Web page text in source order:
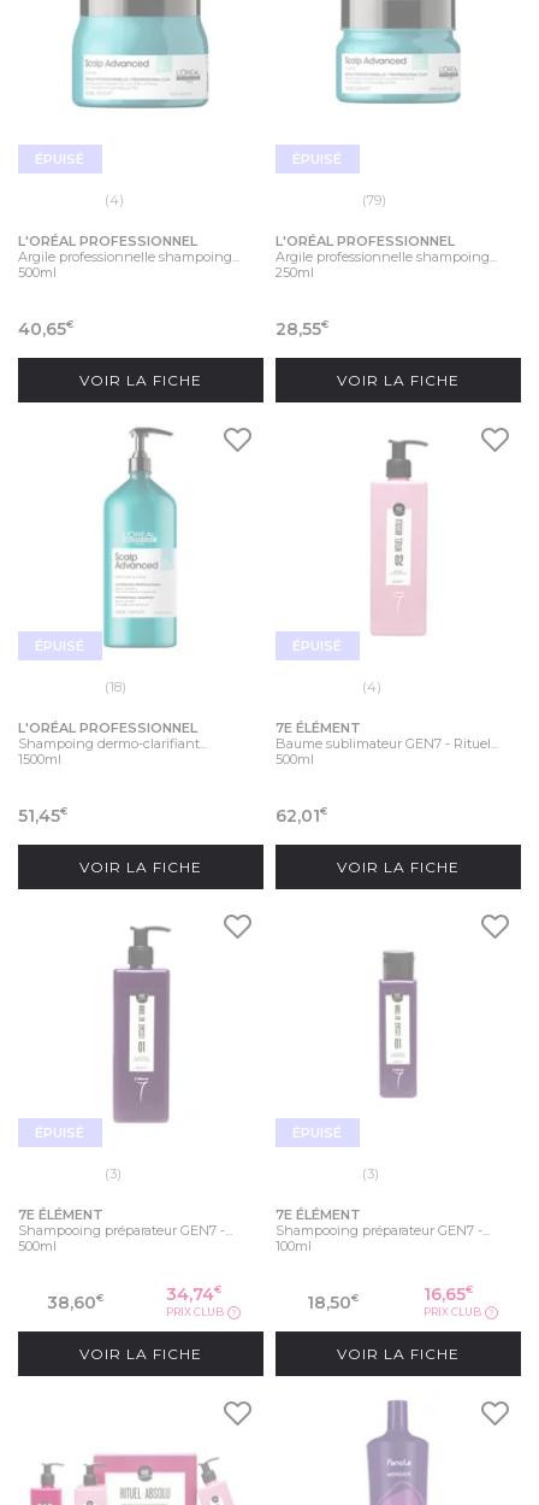
ÉPUISÉ
(4)
L'ORÉAL PROFESSIONNEL
Argile professionnelle shampoing...
500ml
40,65€
VOIR LA FICHE
ÉPUISÉ
(79)
L'ORÉAL PROFESSIONNEL
Argile professionnelle shampoing...
250ml
28,55€
VOIR LA FICHE
ÉPUISÉ
(18)
L'ORÉAL PROFESSIONNEL
Shampoing dermo-clarifiant...
1500ml
51,45€
VOIR LA FICHE
ÉPUISÉ
(4)
7E ÉLÉMENT
Baume sublimateur GEN7 - Rituel...
500ml
62,01€
VOIR LA FICHE
ÉPUISÉ
(3)
7E ÉLÉMENT
Shampooing préparateur GEN7 -...
500ml
38,60€ 34,74€
PRIX CLUB ?
VOIR LA FICHE
ÉPUISÉ
(3)
7E ÉLÉMENT
Shampooing préparateur GEN7 -...
100ml
18,50€ 16,65€
PRIX CLUB ?
VOIR LA FICHE